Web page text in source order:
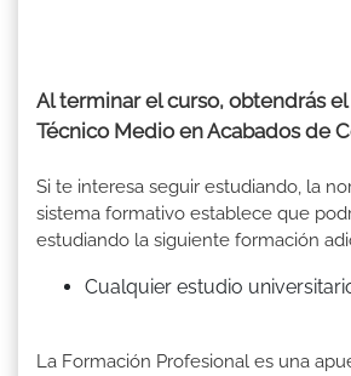
Al terminar el curso, obtendrás
Técnico Medio en Acabados de
Si te interesa seguir estudiando, la
sistema formativo establece que
estudiando la siguiente formación
Cualquier estudio
La Formación Profesional es una